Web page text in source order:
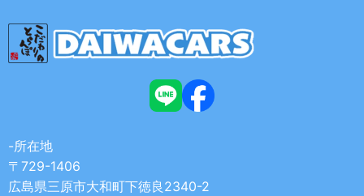
-所在地
〒729-1406
広島県三原市大和町下徳良2340-2